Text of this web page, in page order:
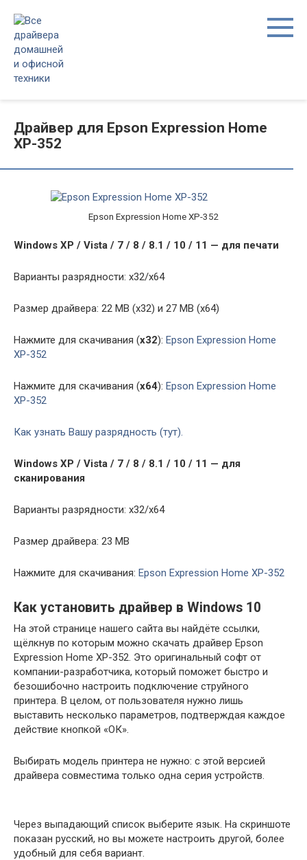
контенту
Драйвер для Epson Expression Home
XP-352
Epson Expression Home XP-352
Windows XP / Vista / 7 / 8 / 8.1 / 10 / 11 — для печати
Варианты разрядности: x32/x64
Размер драйвера: 22 MB (x32) и 27 MB (x64)
Нажмите для скачивания (x32): Epson Expression Home
XP-352
Нажмите для скачивания (x64): Epson Expression Home
XP-352
Как узнать Вашу разрядность (тут).
Windows XP / Vista / 7 / 8 / 8.1 / 10 / 11 — для
сканирования
Варианты разрядности: x32/x64
Размер драйвера: 23 MB
Нажмите для скачивания: Epson Expression Home XP-352
Как установить драйвер в Windows 10
На этой странице нашего сайта вы найдёте ссылки,
щёлкнув по которым можно скачать драйвер Epson
Expression Home XP-352. Это оригинальный софт от
компании-разработчика, который поможет быстро и
безошибочно настроить подключение струйного
принтера. В целом, от пользователя нужно лишь
выставить несколько параметров, подтверждая каждое
действие кнопкой «ОК».
Выбирать модель принтера не нужно: с этой версией
драйвера совместима только одна серия устройств.
Через выпадающий список выберите язык. На скриншоте
показан русский, но вы можете настроить другой, более
удобный для себя вариант.